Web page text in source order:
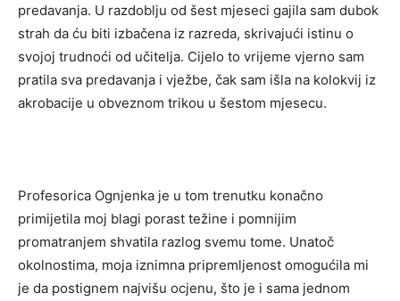
predavanja. U razdoblju od šest mjeseci gajila sam dubok
strah da ću biti izbačena iz razreda, skrivajući istinu o
svojoj trudnoći od učitelja. Cijelo to vrijeme vjerno sam
pratila sva predavanja i vježbe, čak sam išla na kolokvij iz
akrobacije u obveznom trikou u šestom mjesecu.
Profesorica Ognjenka je u tom trenutku konačno
primijetila moj blagi porast težine i pomnijim
promatranjem shvatila razlog svemu tome. Unatoč
okolnostima, moja iznimna pripremljenost omogućila mi
je da postignem najvišu ocjenu, što je i sama jednom